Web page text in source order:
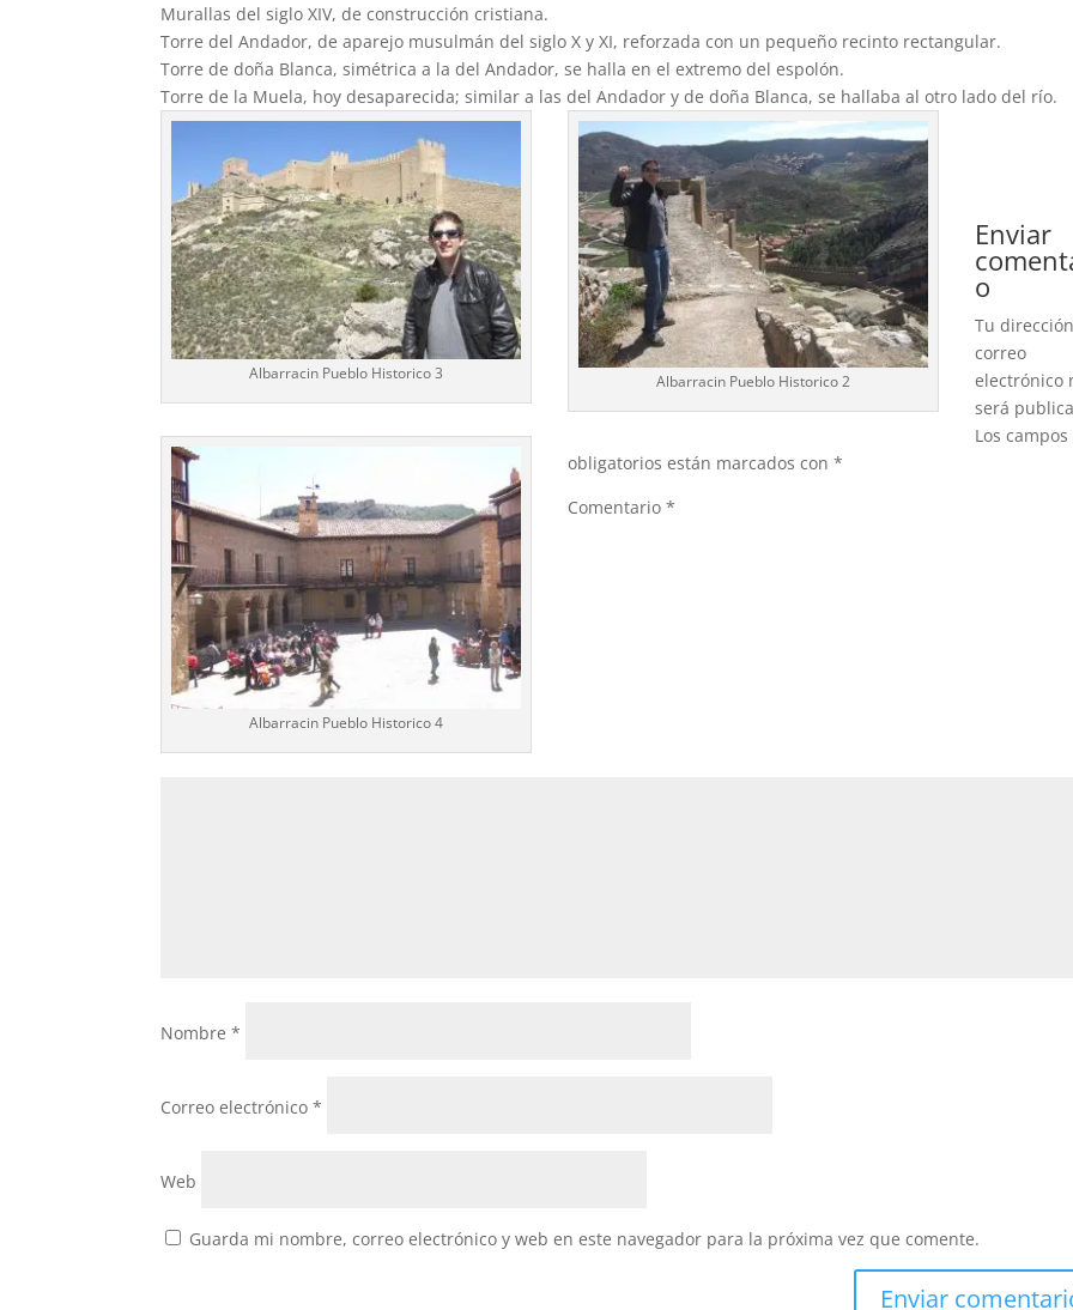
Murallas del siglo XIV, de construcción cristiana.
Torre del Andador, de aparejo musulmán del siglo X y XI, reforzada con un pequeño recinto rectangular.
Torre de doña Blanca, simétrica a la del Andador, se halla en el extremo del espolón.
Torre de la Muela, hoy desaparecida; similar a las del Andador y de doña Blanca, se hallaba al otro lado del río.
Albarracin Pueblo Historico 3 Albarracin Pueblo Historico 2
Albarracin Pueblo Historico 4
Enviar
o
Tu
correo
electrónico
será
Los campos
obligatorios están marcados con*
Comentario*
Nombre*
Correo electrónico*
Web
Guarda mi nombre, correo electrónico y web en este navegador para la próxima vez que comente.